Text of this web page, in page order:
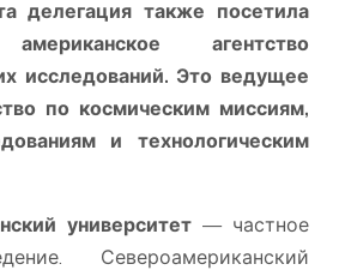
делегация также посетила
агентство
исследований. Это ведущее
по космическим миссиям,
и технологическим
университет — частное
Североамериканский